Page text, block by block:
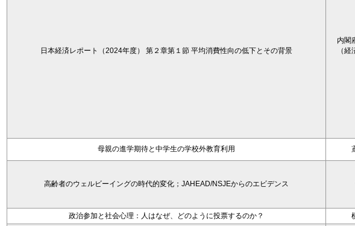
日本経済レポート（2024年度） 第２章第１節 平均消費性向の低下とその背景
内閣
（
母親の進学期待と中学生の学校外教育利用
高齢者のウェルビーイングの時代的変化；JAHEAD/NSJEからのエビデンス
政治参加と社会心理：人はなぜ、どのように投票するのか？